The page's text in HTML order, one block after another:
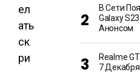
ел
ать
ск
ри
В Сети
Galaxy
Анонсом
Realme
7 Декабря